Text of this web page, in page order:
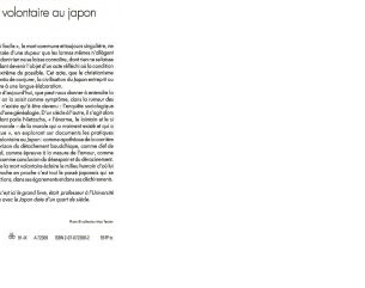
Japon – Maurice Pinguet »